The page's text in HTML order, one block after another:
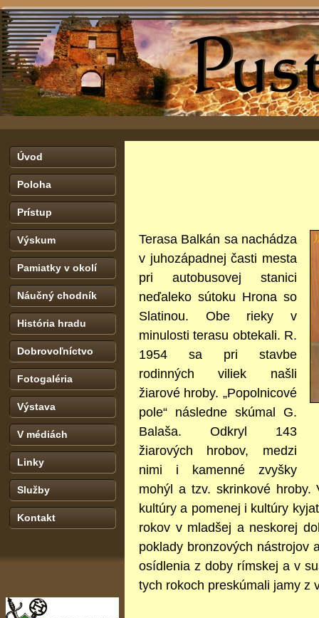
Úvod
Poloha
Prístup
Výskum
Pamiatky v okolí
Náučný chodník
História hradu
Dobrovoľníctvo
Fotogaléria
Výstava
V médiách
Linky
Služby
Kontakt
Terasa Balkán sa nachádza
v juhozápadnej časti mesta
pri autobusovej stanici
neďaleko sútoku Hrona so
Slatinou. Obe rieky v
minulosti terasu obtekali. R.
1954 sa pri stavbe
rodinných viliek našli
žiarové hroby. „Popolnicové
pole“ následne skúmal G.
Balaša. Odkryl 143
žiarových hrobov, medzi
nimi i kamenné zvyšky
mohýl a tzv. skrinkové hroby.
kultúry a pomenej i kultúry
rokov v mladšej a neskorej
poklady bronzových nástrojov
osídlenia z doby rímskej a v
tych rokoch preskúmali jamy z